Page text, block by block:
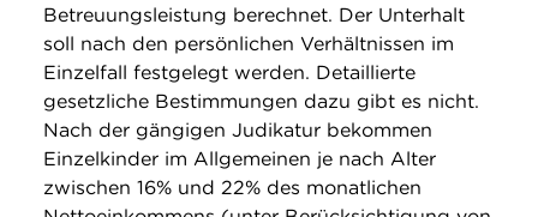
Betreuungsleistung berechnet. Der Unterhalt
soll nach den persönlichen Verhältnissen im
Einzelfall festgelegt werden. Detaillierte
gesetzliche Bestimmungen dazu gibt es nicht.
Nach der gängigen Judikatur bekommen
Einzelkinder im Allgemeinen je nach Alter
zwischen 16% und 22% des monatlichen